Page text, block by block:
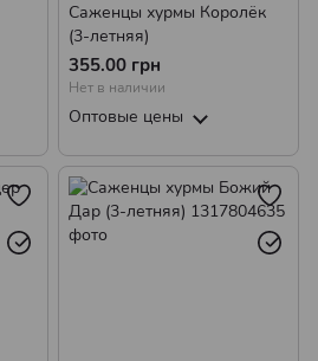
Саженцы хурмы Королёк
(3-летняя)
355.00 грн
Нет в наличии
Оптовые цены